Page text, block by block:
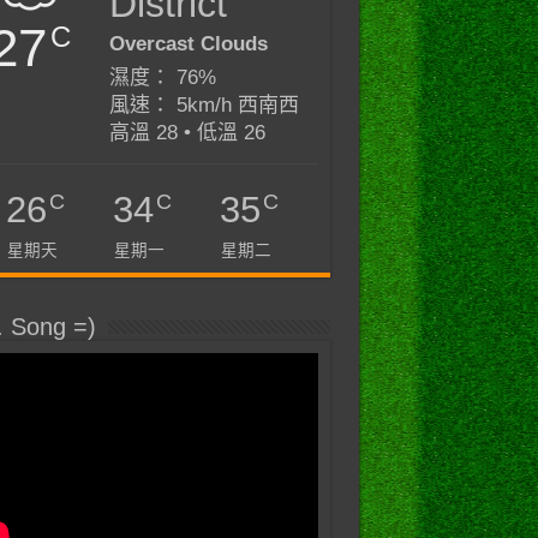
C
Overcast Clouds
濕度： 76%
風速： 5km/h 西南西
高溫 28 • 低溫 26
26C
星期天
34C
星期一
35C
星期二
Song =)